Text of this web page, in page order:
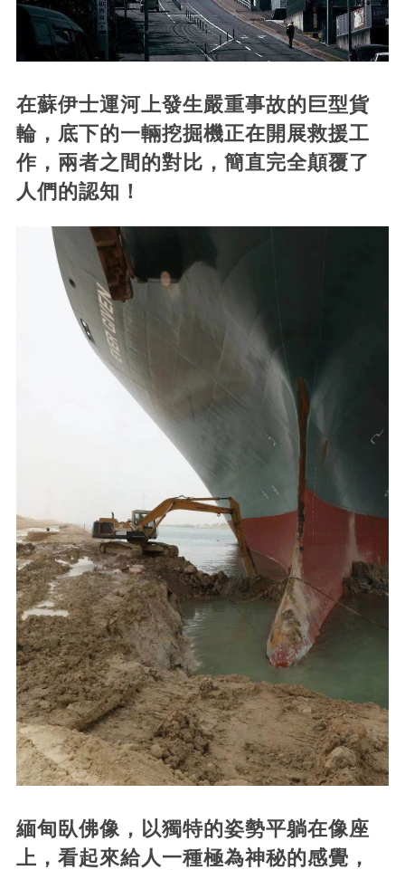
在蘇伊士運河上發生嚴重事故的巨型貨
輪，底下的一輛挖掘機正在開展救援工
作，兩者之間的對比，簡直完全顛覆了
人們的認知！
緬甸臥佛像，以獨特的姿勢平躺在像座
上，看起來給人一種極為神秘的感覺，